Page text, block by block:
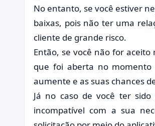
No entanto, se você estiver
baixas, pois não ter uma
cliente de grande risco.
Então, se você não for
que foi aberta no momento
aumente e as suas chances
Já no caso de você ter
incompatível com a sua